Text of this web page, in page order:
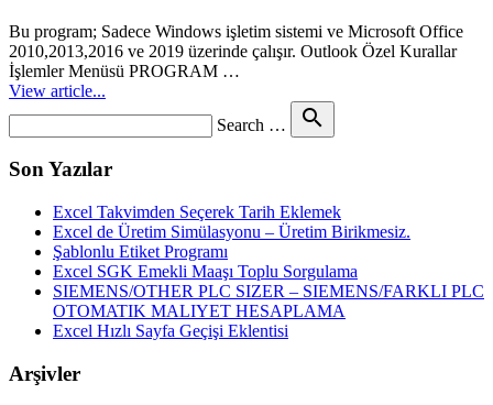
Bu program; Sadece Windows işletim sistemi ve Microsoft Office
2010,2013,2016 ve 2019 üzerinde çalışır. Outlook Özel Kurallar
İşlemler Menüsü PROGRAM …
View article...
Search … search
Son Yazılar
Excel Takvimden Seçerek Tarih Eklemek
Excel de Üretim Simülasyonu – Üretim Birikmesiz.
Şablonlu Etiket Programı
Excel SGK Emekli Maaşı Toplu Sorgulama
SIEMENS/OTHER PLC SIZER – SIEMENS/FARKLI PLC
OTOMATIK MALIYET HESAPLAMA
Excel Hızlı Sayfa Geçişi Eklentisi
Arşivler